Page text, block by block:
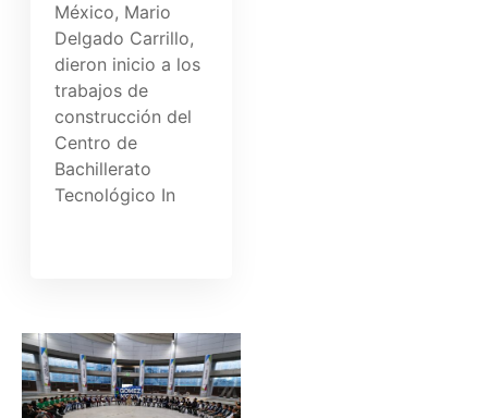
México, Mario
Delgado Carrillo,
dieron inicio a los
trabajos de
construcción del
Centro de
Bachillerato
Tecnológico In